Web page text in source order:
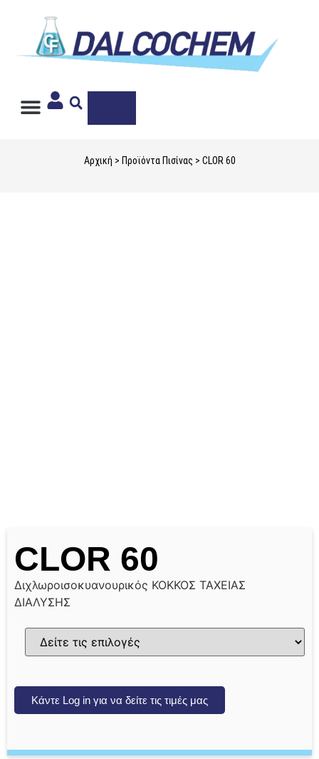
Αρχική > Προϊόντα Πισίνας > CLOR 60
CLOR 60
Διχλωροισοκυανουρικός ΚΟΚΚΟΣ ΤΑΧΕΙΑΣ
ΔΙΑΛΥΣΗΣ
Κάντε Log in για να δείτε τις τιμές μας